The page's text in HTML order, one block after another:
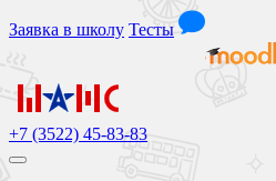
Заявка в школу Тесты
+7 (3522) 45-83-83